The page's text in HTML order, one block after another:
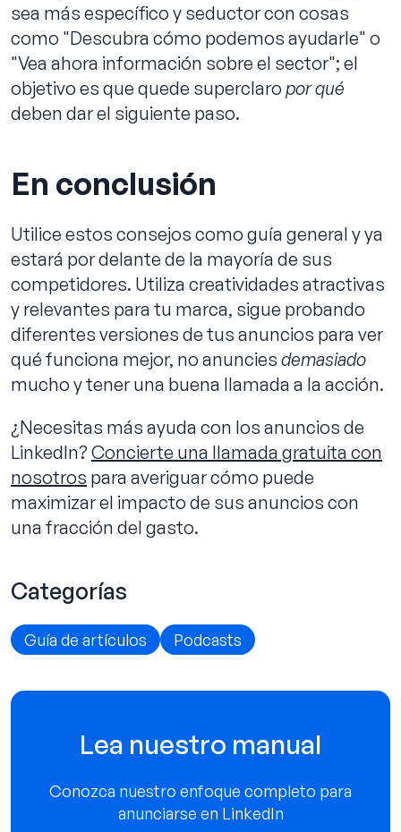
sea más específico y seductor con cosas
como "Descubra cómo podemos ayudarle" o
"Vea ahora información sobre el sector"; el
objetivo es que quede superclaro por qué
deben dar el siguiente paso.
En conclusión
Utilice estos consejos como guía general y ya
estará por delante de la mayoría de sus
competidores. Utiliza creatividades atractivas
y relevantes para tu marca, sigue probando
diferentes versiones de tus anuncios para ver
qué funciona mejor, no anuncies demasiado
mucho y tener una buena llamada a la acción.
¿Necesitas más ayuda con los anuncios de
LinkedIn? Concierte una llamada gratuita con
nosotros para averiguar cómo puede
maximizar el impacto de sus anuncios con
una fracción del gasto.
Categorías
Guía de artículos Podcasts
Lea nuestro manual
Conozca nuestro enfoque completo para
anunciarse en LinkedIn